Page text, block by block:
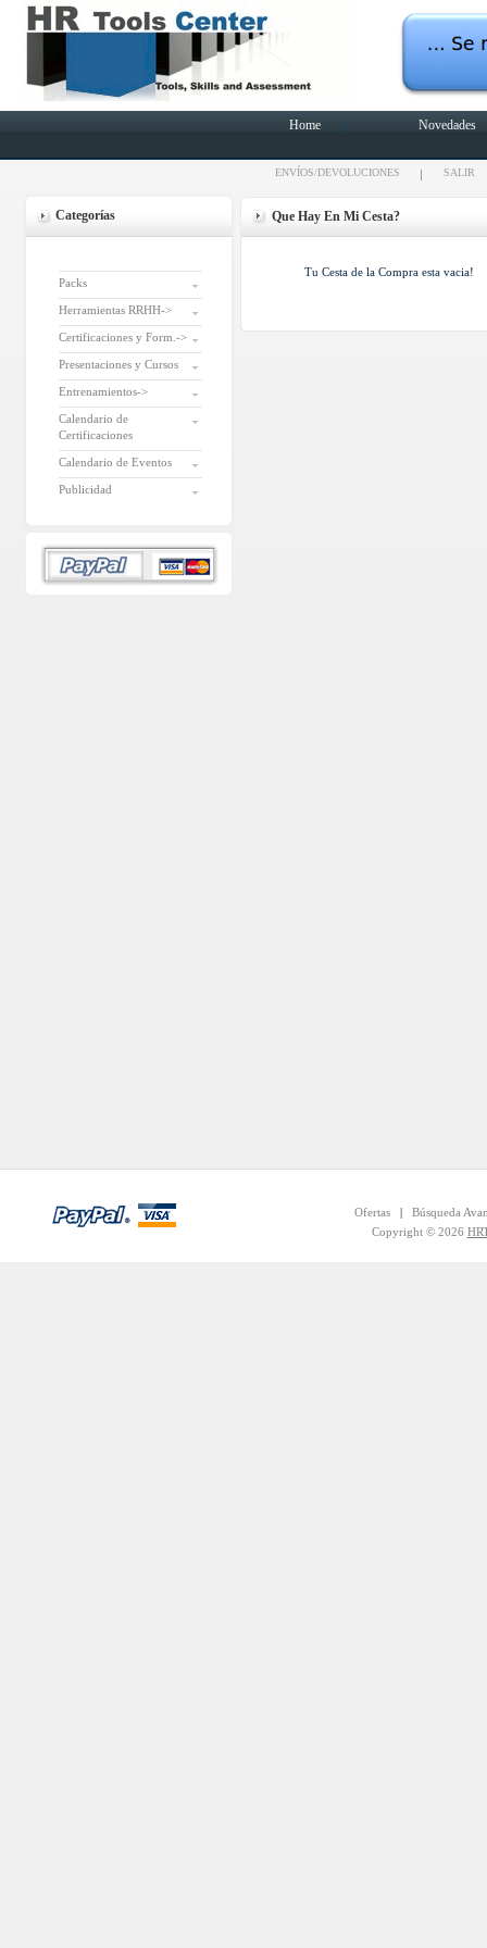
Home Novedades
ENVÍOS/DEVOLUCIONES SALIR
Categorías
Packs
Herramientas RRHH->
Certificaciones y Form.->
Presentaciones y Cursos
Entrenamientos->
Calendario de
Certificaciones
Calendario de Eventos
Publicidad
Que Hay En Mi Cesta?
Tu Cesta de la Compra esta vacia!
Ofertas| Búsqueda
Copyright © 2026